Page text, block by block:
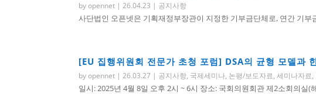
byopennet |26.04.23 | 공지사항
사단법인 오픈넷은 기획재정부장관이 지정한 기부금단체로, 연간 기
[EU 집행위원회 전문가 초청 포럼] DSA의 균형 모델과
byopennet |26.03.27 | 공지사항, 국제세미나, 논평/보도자료,세미나자료,
일시: 2025년 4월 8일 오후 2시 ~ 6시 장소: 국회의원회관 제2소회의실(